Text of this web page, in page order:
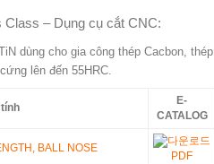
Class – Dụng cụ cắt CNC:
dùng cho gia công thép Cacbon, thép
lên đến 55HRC.
E-
CATALOG
BALL NOSE
PDF